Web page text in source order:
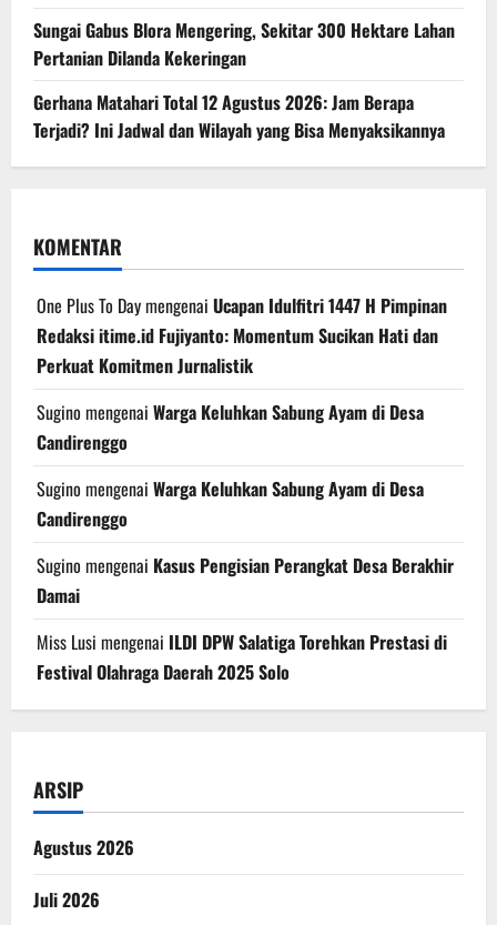
Sungai Gabus Blora Mengering, Sekitar 300 Hektare Lahan
Pertanian Dilanda Kekeringan
Gerhana Matahari Total 12 Agustus 2026: Jam Berapa
Terjadi? Ini Jadwal dan Wilayah yang Bisa Menyaksikannya
KOMENTAR
One Plus To Daymengenai Ucapan Idulfitri 1447 H Pimpinan
Redaksi itime.id Fujiyanto: Momentum Sucikan Hati dan
Perkuat Komitmen Jurnalistik
Sugino mengenai Warga Keluhkan Sabung Ayam di Desa
Candirenggo
Sugino mengenai Warga Keluhkan Sabung Ayam di Desa
Candirenggo
Sugino mengenai Kasus Pengisian Perangkat Desa Berakhir
Damai
Miss Lusi mengenai ILDI DPW Salatiga Torehkan Prestasi di
Festival Olahraga Daerah 2025 Solo
ARSIP
Agustus 2026
Juli 2026